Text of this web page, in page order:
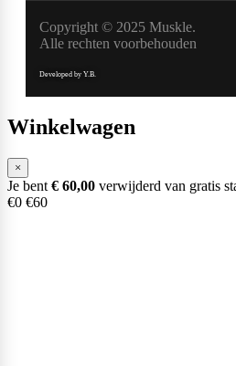
Copyright © 2025 Muskle.
Alle rechten voorbehouden
Developed by Y.B.
Winkelwagen
×
Je bent € 60,00 verwijderd van gratis
€0 €60